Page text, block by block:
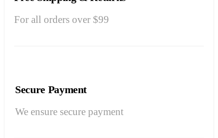
For all orders over $99
Secure Payment
We ensure secure payment